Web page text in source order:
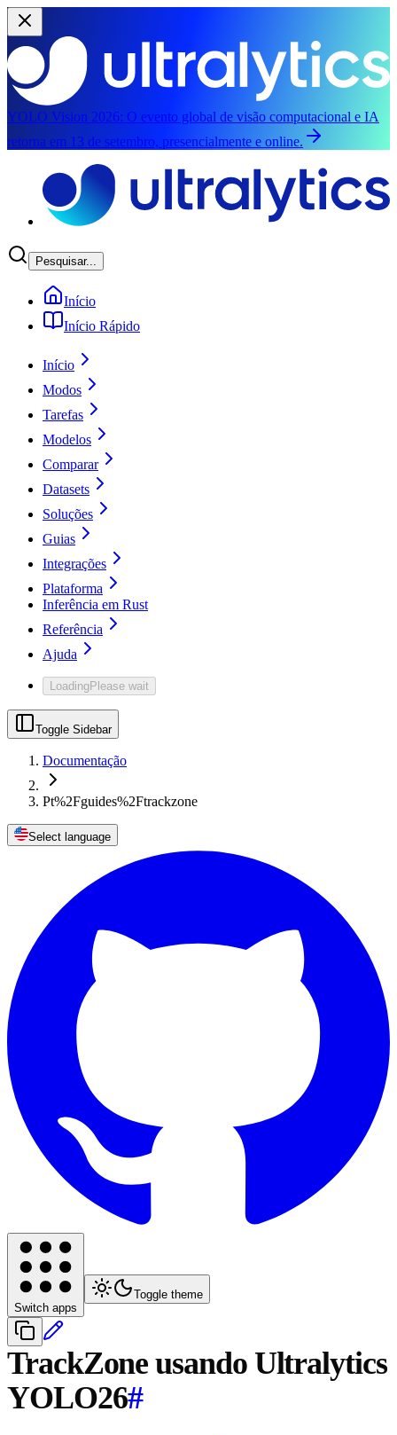
YOLO Vision 2026: O evento global de visão computacional e IA
retorna em 13 de setembro, presencialmente e online.
Pesquisar...
Início
Início Rápido
Início
Modos
Tarefas
Modelos
Comparar
Datasets
Soluções
Guias
Integrações
Plataforma
Inferência em Rust
Referência
Ajuda
LoadingPlease wait
Toggle Sidebar
Documentação
Pt%2Fguides%2Ftrackzone
Select language
Switch apps
Toggle theme
TrackZone usando Ultralytics
YOLO26#